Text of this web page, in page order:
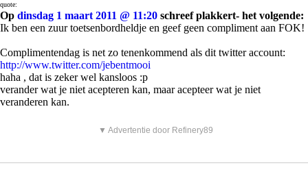
quote:
Op dinsdag 1 maart 2011 @ 11:20 schreef plakkert- het volgende:
Ik ben een zuur toetsenbordheldje en geef geen compliment aan FOK!
Complimentendag is net zo tenenkommend als dit twitter account:
http://www.twitter.com/jebentmooi
haha , dat is zeker wel kansloos :p
verander wat je niet acepteren kan, maar acepteer wat je niet
veranderen kan.
▼ Advertentie door Refinery89